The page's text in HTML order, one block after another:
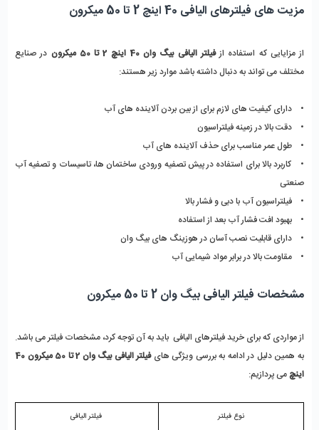
مزیت های فیلترهای الیافی 40 اینچ 2 تا 50 میکرون
از مزایایی که استفاده از فیلتر الیافی بیگ وان 40 اینچ 2 تا 50 میکرون
مختلف می تواند به دنبال داشته باشد موارد زیر هستند:
•    دارای کیفیت های لازم برای از بین بردن آلاینده های آب
•    دقت بالا در زمینه فیلتراسیون
•    طول عمر مناسب برای حذف آلاینده های آب
صنعتی
•    فیلتراسیون آب با دبی و فشار بالا
•    بهبود افت فشار آب بعد از استفاده
•    دارای قابلیت نصب آسان در هوزینگ های بیگ وان
•    مقاومت بالا در برابر مواد شیمایی آب
مشخصات فیلتر الیافی بیگ وان 2 تا 50 میکرون
به همین دلیل در ادامه به بررسی ویژگی های
اینچ می پردازیم:
نوع فیلتر فیلتر الیافی